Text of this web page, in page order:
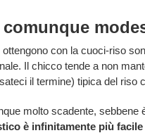
con la cuoci-riso
Il chicco tende a non
il termine) tipica del riso
molto scadente, sebbene
è infinitamente più